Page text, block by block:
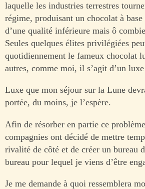
laquelle les industries terrestres
régime, produisant un chocolat à base
d’une qualité inférieure mais ô
Seules quelques élites privilégiées
quotidiennement le fameux chocolat
autres, comme moi, il s’agit d’un
Luxe que mon séjour sur la Lune
portée, du moins, je l’espère.
Afin de résorber en partie ce
compagnies ont décidé de mettre
rivalité de côté et de créer un bureau
bureau pour lequel je viens d’être
Je me demande à quoi ressemblera